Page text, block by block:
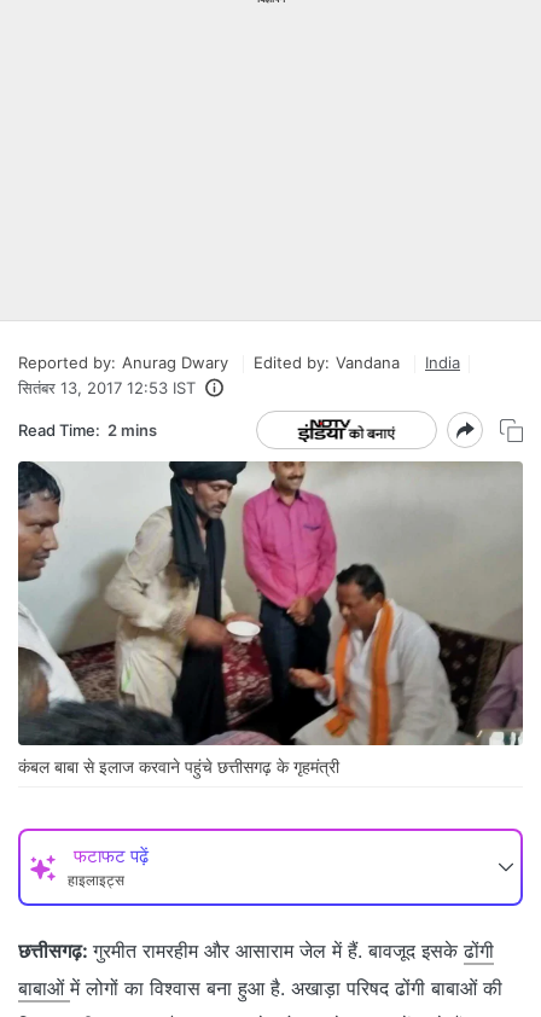
Reported by: Anurag Dwary Edited by: Vandana
India
सितंबर 13, 2017 12:53 IST
Read Time: 2 mins
कंबल बाबा से इलाज करवाने पहुंचे छत्तीसगढ़ के गृहमंत्री
फटाफट पढ़ें
हाइलाइट्स
छत्तीसगढ़: गुरमीत रामरहीम और आसाराम जेल में हैं. बावजूद इसकेढोंगी
बाबाओंमें लोगों का विश्वास बना हुआ है. अखाड़ा परिषद ढोंगी बाबाओं की